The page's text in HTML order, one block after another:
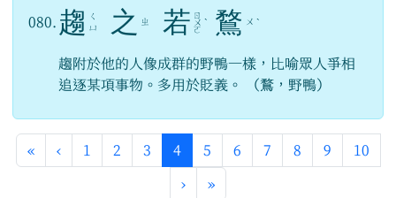
080. 趨
ㄑ
ㄩ
之 ㄓ 若 ㄖ
ㄨ
ㄛ
ˋ 鶩 ㄨ ˋ
趨附於他的人像成群的野鴨一樣，比喻眾人爭相
追逐某項事物。多用於貶義。 （鶩，野鴨）
«第一頁
‹上一頁
1 2 3 4(目前頁次)
5 6 7 8 9 10
›下一頁
»最後頁